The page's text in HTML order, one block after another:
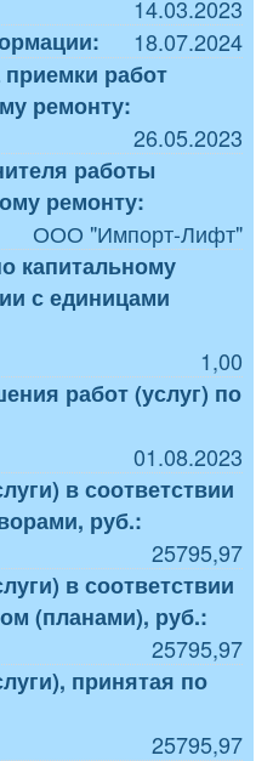
14.03.2023
18.07.2024
работ
ремонту:
26.05.2023
работы
ремонту:
ООО "Импорт-Лифт"
капитальному
с единицами
1,00
работ (услуг) по
01.08.2023
в соответствии
руб.:
25795,97
в соответствии
(планами), руб.:
25795,97
принятая по
25795,97